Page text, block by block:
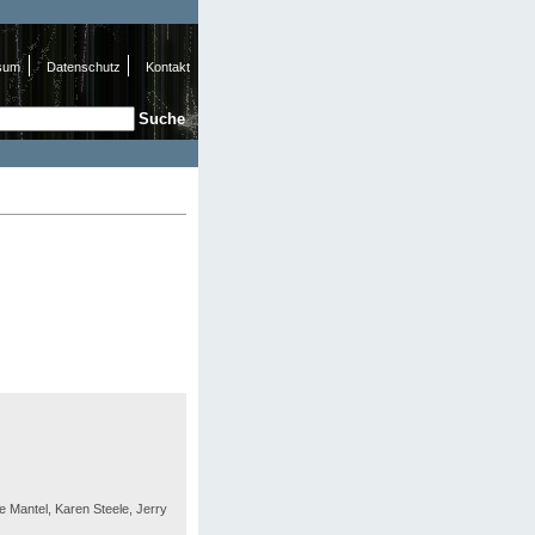
Datenschutz Kontakt
Mantel, Karen Steele, Jerry